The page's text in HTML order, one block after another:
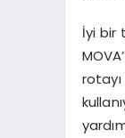
İyi bir